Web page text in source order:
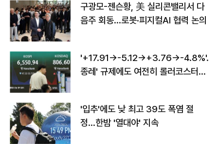
구광모-젠슨황, 美 실리콘밸리서 다
음주 회동…로봇·피지컬AI 협력 논의
'+17.91→-5.12→+3.76→-4.8%'…'
종레' 규제에도 여전히 롤러코스터
'입추'에도 낮 최고 39도 폭염 절
정…한밤 '열대야' 지속